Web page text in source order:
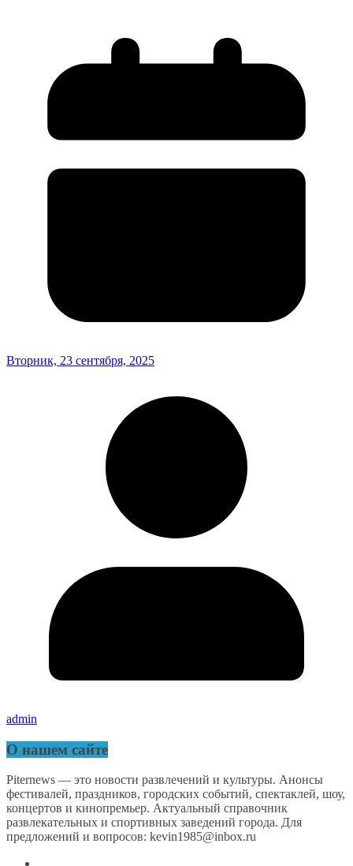
Вторник, 23 сентября, 2025
admin
О нашем сайте
Piternews — это новости развлечений и культуры. Анонсы
фестивалей, праздников, городских событий, спектаклей, шоу,
концертов и кинопремьер. Актуальный справочник
развлекательных и спортивных заведений города. Для
предложений и вопросов: kevin1985@inbox.ru